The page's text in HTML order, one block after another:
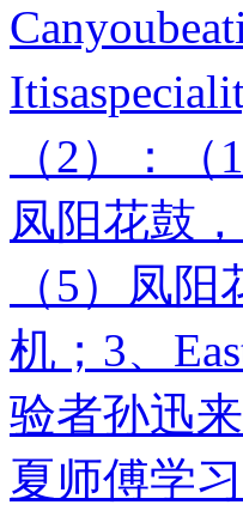
（2）：
凤阳花鼓
（5）凤
机；3、
验者孙迅
夏师傅学